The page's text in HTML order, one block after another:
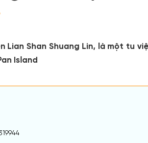
Lian Shan Shuang Lin, là một tu
Island